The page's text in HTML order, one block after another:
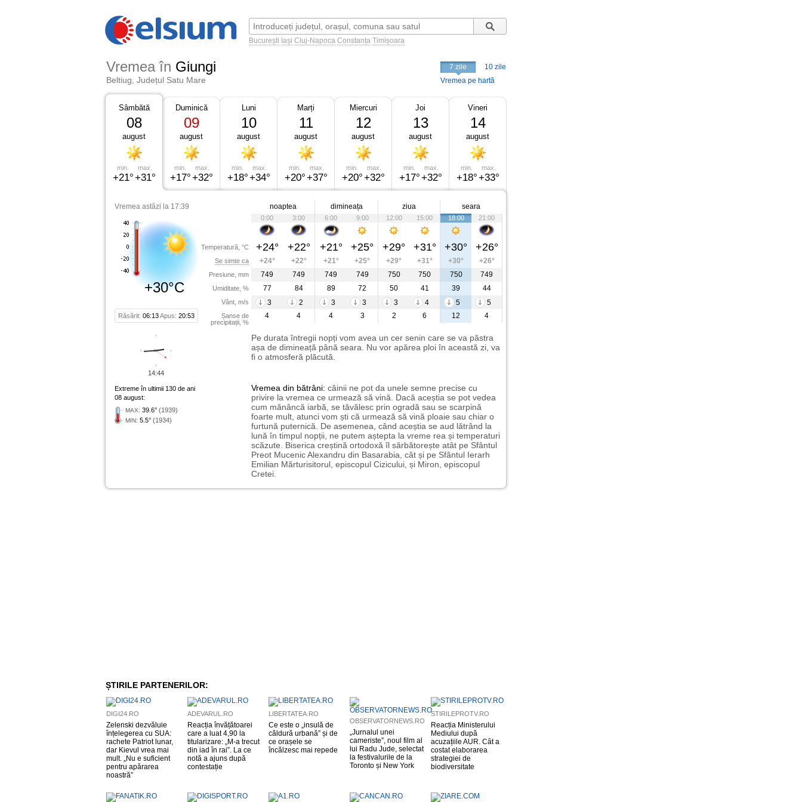
București Iași Cluj-Napoca Constanța Timișoara
Vremea în Giungi
Beltiug, Județul Satu Mare
7 zile
10 zile
Vremea pe hartă
Sâmbătă
08
august
min.
+21°
max.
+31°
Duminică
09
august
min.
+17°
max.
+32°
Luni
10
august
min.
+18°
max.
+34°
Marți
11
august
min.
+20°
max.
+37°
Miercuri
12
august
min.
+20°
max.
+32°
Joi
13
august
min.
+17°
max.
+32°
Vineri
14
august
min.
+18°
max.
+33°
Vremea astăzi la 17:39
+30°C
Răsărit: 06:13Apus: 20:53
Temperatură, °C
Se simte ca
Presiune, mm
Umiditate, %
Vânt, m/s
Șanse de
precipitații, %
noaptea dimineața ziua seara
0:00 3:00 6:00 9:00 12:00 15:00 18:00 21:00
+24° +22° +21° +25° +29° +31° +30° +26°
+24° +22° +21° +25° +29° +31° +30°
+26°
749
749 749 749 750 750 750
749
77
84 89 72 50 41 39
44
3
2 3 3 3 4 5
5
4
4 4 3 2 6 12 4
Pe durata întregii nopți vom avea un cer senin care se va păstra
așa de dimineață până seara. Nu vor apărea ploi în această zi, va
fi o atmosferă plăcută.
Extreme în ultimii 130 de ani
08 august:
MAX: 39.6° (1939)
MIN: 5.5° (1934)
Vremea din bătrâni: câinii ne pot da unele semne precise cu
privire la vremea ce urmează să vină. Dacă aceștia se pot vedea
cum mănâncă iarbă, se tăvălesc prin ogradă sau se scarpină
foarte mult, atunci vom ști că urmează să vină ploaie sau chiar o
furtună puternică. De asemenea, când aceștia se aud lătrând la
lună în timpul nopții, ne putem aștepta la vreme rea și temperaturi
scăzute. Biserica creștină ortodoxă îl sărbătorește atât pe Sfântul
Preot Mucenic Alexandru din Basarabia, cât și pe Sfântul Ierarh
Emilian Mărturisitorul, episcopul Cizicului, și Miron, episcopul
Cretei.
14:44
ȘTIRILE PARTENERILOR:
DIGI24.RO
Zelenski dezvăluie
înțelegerea cu SUA:
rachete Patriot lunar,
dar Kievul vrea mai
mult. „Nu e suficient
pentru apărarea
noastră”
ADEVARUL.RO
Reacția învățătoarei
care a luat 4,90 la
titularizare: „M-a trecut
din iad în rai”. La ce
notă a ajuns după
contestație
LIBERTATEA.RO
Ce este o „insulă de
căldură urbană” și de
ce orașele se
încălzesc mai repede
OBSERVATORNEWS.RO
„Jurnalul unei
cameriste”, noul film al
lui Radu Jude, selectat
la festivalurile de la
Toronto și New York
STIRILEPROTV.RO
Reacția Ministerului
Mediului după
acuzațiile AUR. Cât a
costat elaborarea
strategiei de
biodiversitate